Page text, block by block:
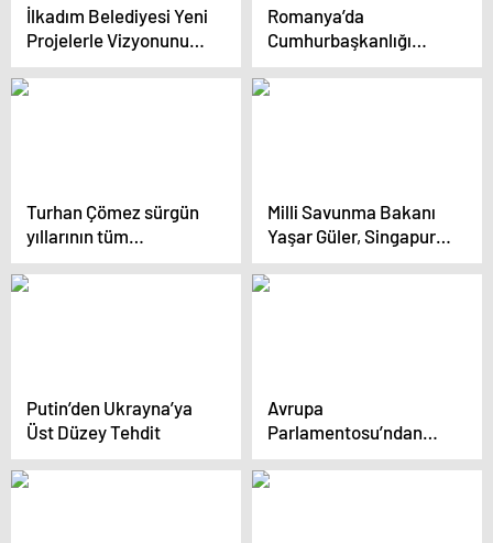
İlkadım Belediyesi Yeni
Projelerle Vizyonunu
Geliştiriyor
Romanya’da
Cumhurbaşkanlığı
Seçim Sonuçları
Yeniden Sayılacak
Turhan Çömez sürgün
yıllarının tüm
detaylarını
Haberler.com’a anlattı:
Milli Savunma Bakanı
Yaşar Güler, Singapurlu
Bakan ile Görüştü
Putin’den Ukrayna’ya
Üst Düzey Tehdit
Avrupa
Parlamentosu’ndan
Gürcistan’daki
Seçimlere Yeniden